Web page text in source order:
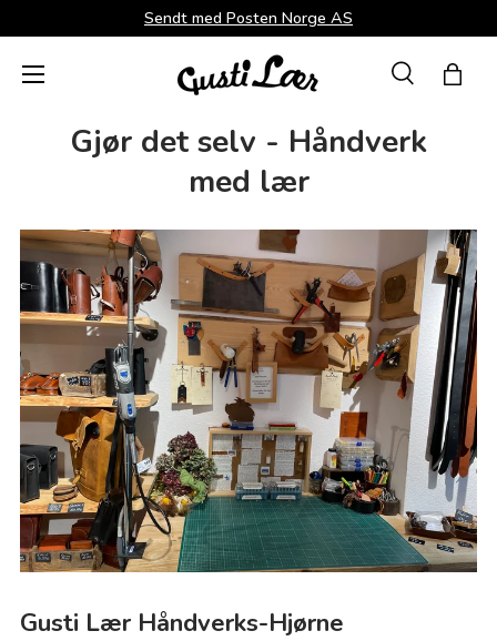
Direkte til innhold
Sendt med Posten Norge AS
Suche
Menü
Gjør det selv - Håndverk
med lær
Gusti Lær Håndverks-Hjørne